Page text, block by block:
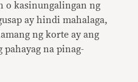
o kasinungalingan ng
ay hindi mahalaga,
ng korte ay ang
pahayag na pinag-